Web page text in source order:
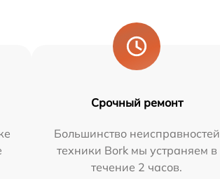
Срочный ремонт
Большинство неисправностей
техники Bork мы устраняем в
течение 2 часов.